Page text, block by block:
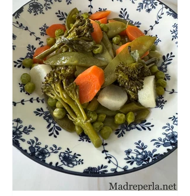
de mascarpone-fêta. Nous, on les a
dégustés juste avec un riz n